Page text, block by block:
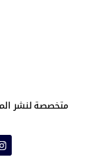
متخصصة لنشر